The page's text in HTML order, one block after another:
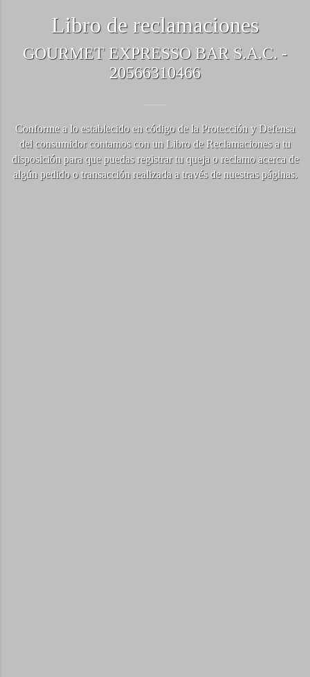
Libro de reclamaciones
GOURMET EXPRESSO BAR S.A.C. -
20566310466
Conforme a lo establecido en código de la Protección y Defensa
del consumidor contamos con un Libro de Reclamaciones a tu
disposición para que puedas registrar tu queja o reclamo acerca de
algún pedido o transacción realizada a través de nuestras páginas.